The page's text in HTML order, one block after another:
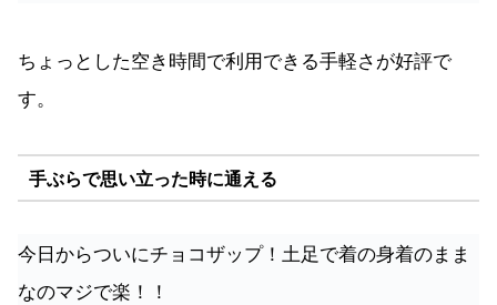
ちょっとした空き時間で利用できる手軽さが好評で
す。
手ぶらで思い立った時に通える
今日からついにチョコザップ！土足で着の身着のまま
なのマジで楽！！